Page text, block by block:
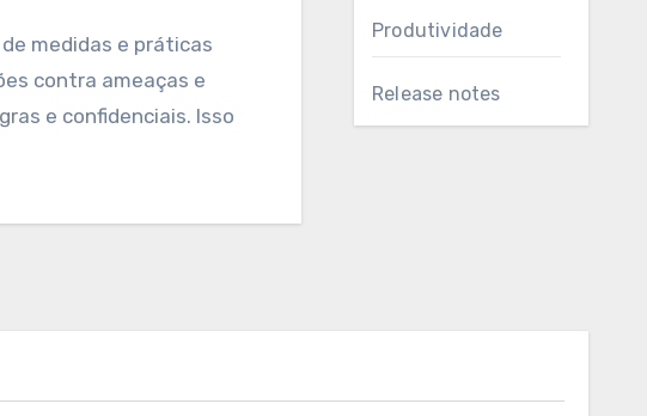
contra ameaças e
e confidenciais. Isso
Produtividade
Release notes